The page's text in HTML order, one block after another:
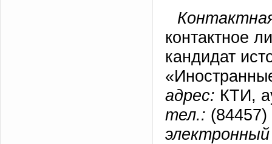
контактное
кандидат
адрес: КТИ,
тел.: (84457)